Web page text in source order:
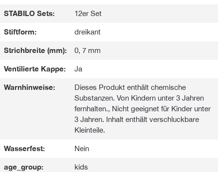
STABILO Sets: 12er Set
Stiftform: dreikant
Strichbreite (mm): 0, 7 mm
Ventilierte Kappe: Ja
Warnhinweise:
Dieses Produkt enthält chemische
Substanzen. Von Kindern unter 3 Jahren
fernhalten., Nicht geeignet für Kinder unter
3 Jahren. Inhalt enthält verschluckbare
Kleinteile.
Wasserfest: Nein
age_group: kids